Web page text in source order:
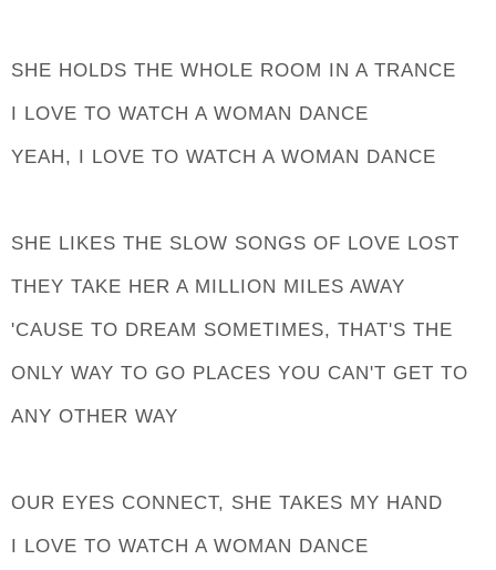
SHE HOLDS THE WHOLE ROOM IN A TRANCE
I LOVE TO WATCH A WOMAN DANCE
YEAH, I LOVE TO WATCH A WOMAN DANCE
SHE LIKES THE SLOW SONGS OF LOVE LOST
THEY TAKE HER A MILLION MILES AWAY
'CAUSE TO DREAM SOMETIMES, THAT'S THE
ONLY WAY TO GO PLACES YOU CAN'T GET TO
ANY OTHER WAY
OUR EYES CONNECT, SHE TAKES MY HAND
I LOVE TO WATCH A WOMAN DANCE